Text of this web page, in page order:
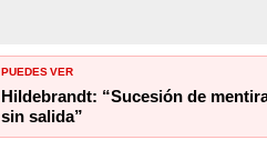
PUEDES VER
Hildebrandt: “Sucesión de
sin salida”